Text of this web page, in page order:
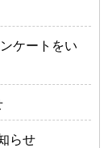
ケートをい
らせ